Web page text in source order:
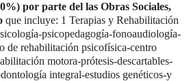
por parte del las Obras Sociales,
que incluye: 1 Terapias y Rehabilitación
psicopedagogía-fonoaudiología-
de rehabilitación psicofísica-centro
motora-prótesis-descartables-
integral-estudios genéticos-y